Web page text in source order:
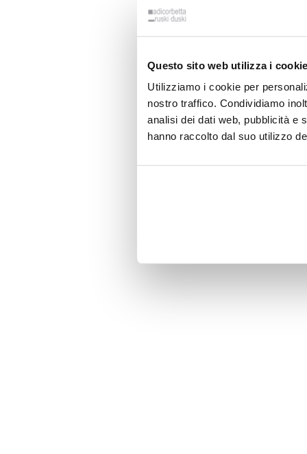
Questo sito web utilizza i
Utilizziamo i cookie per
nostro traffico. Condividiamo
analisi dei dati web, pubblicità e
hanno raccolto dal suo utilizzo